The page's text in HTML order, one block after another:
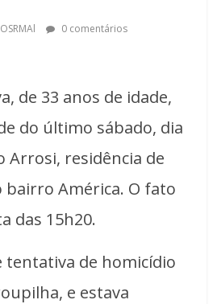
0 comentários
de 33 anos de idade,
do último sábado, dia
Arrosi, residência de
bairro América. O fato
das 15h20.
tentativa de homicídio
e estava